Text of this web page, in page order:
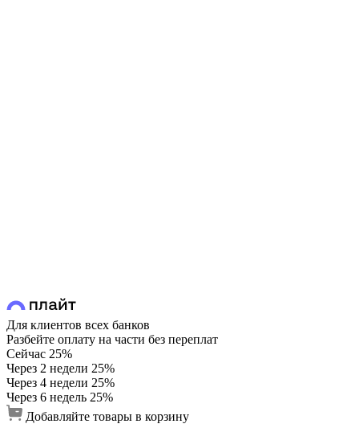
Для клиентов всех банков
Разбейте оплату на части без переплат
Сейчас 25%
Через 2 недели 25%
Через 4 недели 25%
Через 6 недель 25%
Добавляйте товары в корзину